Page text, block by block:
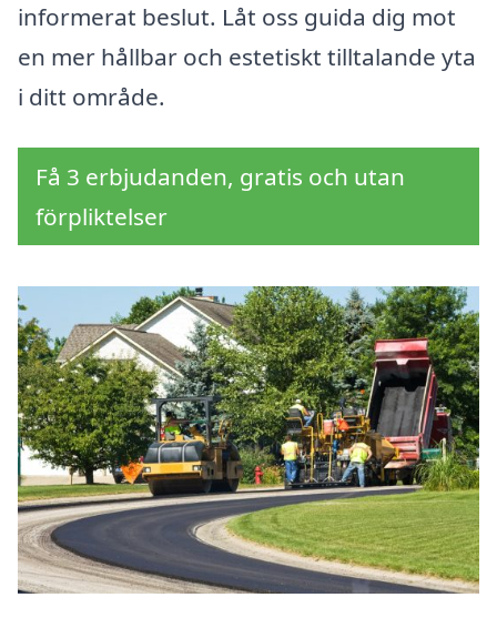
informerat beslut. Låt oss guida dig mot
en mer hållbar och estetiskt tilltalande yta
i ditt område.
Få 3 erbjudanden, gratis och utan
förpliktelser